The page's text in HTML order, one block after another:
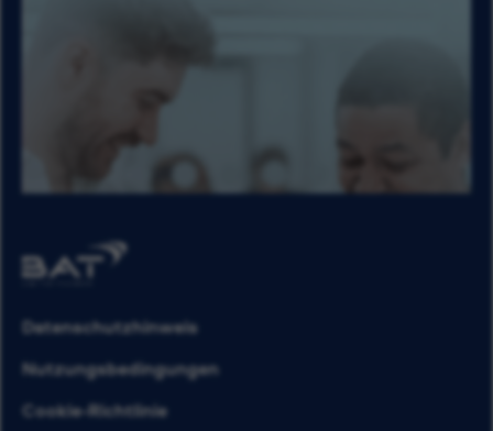
Datenschutzhinweis
Nutzungsbedingungen
Cookie-Richtlinie